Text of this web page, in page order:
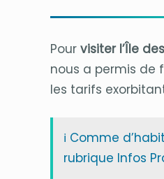
Pour visiter l’Île
nous a permis de
les tarifs
ℹ️ Comme
rubrique Infos